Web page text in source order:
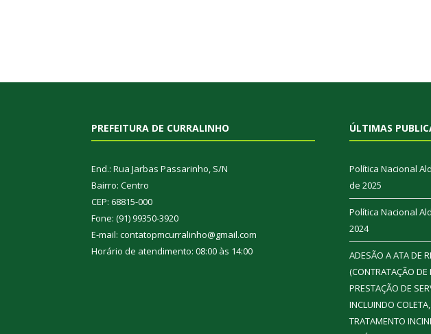
PREFEITURA DE CURRALINHO
End.: Rua Jarbas Passarinho, S/N
Bairro: Centro
CEP: 68815-000
Fone: (91) 99350-3920
E-mail: contatopmcurralinho@gmail.com
Horário de atendimento: 08:00 às 14:00
ÚLTIMAS
Política Nacional
de 2025
Política Nacional
2024
ADESÃO A ATA DE
(CONTRATAÇÃO DE
PRESTAÇÃO DE
INCLUINDO
TRATAMENTO